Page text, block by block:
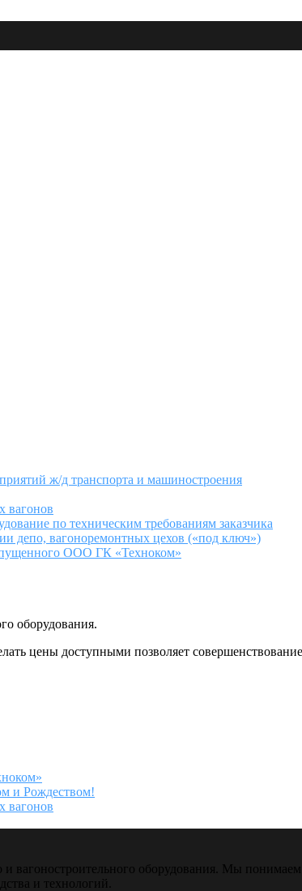
ж/д транспорта и машиностроения
вагонов
по техническим требованиям заказчика
депо, вагоноремонтных цехов («под ключ»)
ООО ГК «Техноком»
оборудования.
цены доступными позволяет
и Рождеством!
вагонов
оборудования. Мы понимаем
и технологий.